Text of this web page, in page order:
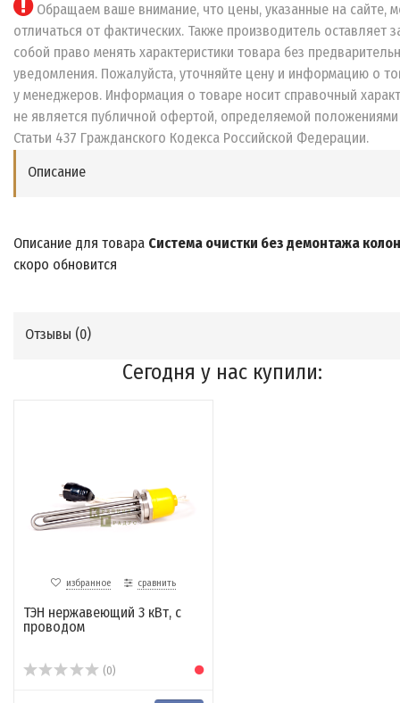
Обращаем ваше внимание, что цены, указанные на сайте,
отличаться от фактических. Также производитель оставляет
собой право менять характеристики товара без
уведомления. Пожалуйста, уточняйте цену и информацию о
у менеджеров. Информация о товаре носит справочный
не является публичной офертой, определяемой положениями
Статьи 437 Гражданского Кодекса Российской Федерации.
Описание
Описание для товара Система очистки без демонтажа
скоро обновится
Отзывы (0)
Сегодня у нас купили:
избранное сравнить
ТЭН нержавеющий 3 кВт, с
проводом
(0)